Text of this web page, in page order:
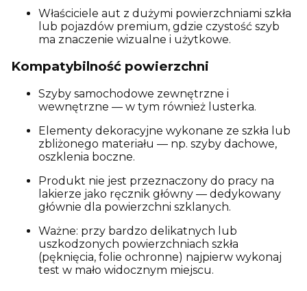
Właściciele aut z dużymi powierzchniami szkła
lub pojazdów premium, gdzie czystość szyb
ma znaczenie wizualne i użytkowe.
Kompatybilność powierzchni
Szyby samochodowe zewnętrzne i
wewnętrzne — w tym również lusterka.
Elementy dekoracyjne wykonane ze szkła lub
zbliżonego materiału — np. szyby dachowe,
oszklenia boczne.
Produkt nie jest przeznaczony do pracy na
lakierze jako ręcznik główny — dedykowany
głównie dla powierzchni szklanych.
Ważne: przy bardzo delikatnych lub
uszkodzonych powierzchniach szkła
(pęknięcia, folie ochronne) najpierw wykonaj
test w mało widocznym miejscu.